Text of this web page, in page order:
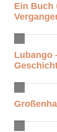
Ein Buch
Lubango